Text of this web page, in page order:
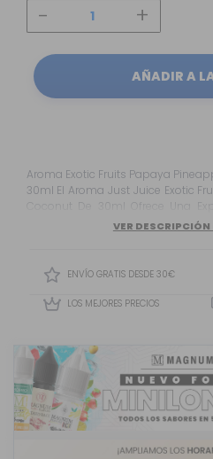
- +
AÑADIR A
Aroma Exotic Fruits Papaya
30ml El Aroma Just Juice Exotic Fruits Papaya, Pineapple &Amp;
Coconut De 30ml Ofrece Una Experiencia De Sabor Exótico Y
Tropical Que Combina Diversas
VER
ENVÍO GRATIS DESDE 30€
LOS MEJORES PRECIOS